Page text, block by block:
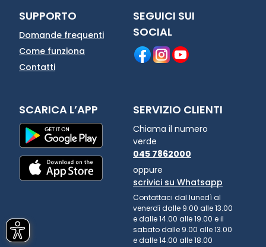
SUPPORTO
Domande frequenti
Come funziona
Contatti
SEGUICI SUI
SOCIAL
SCARICA L’APP SERVIZIO CLIENTI
Chiama il numero
verde
045 7862000
oppure
scrivici su Whatsapp
Contattaci dal lunedì al
venerdì dalle 9.00 alle 13.00
e dalle 14.00 alle 19.00 e il
sabato dalle 9.00 alle 13.00
e dalle 14.00 alle 18.00